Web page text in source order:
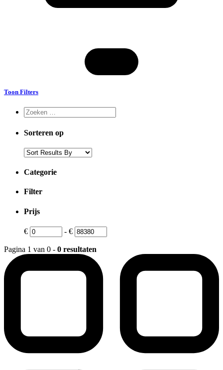
Toon Filters
Sorteren op
Categorie
Filter
Prijs
€ - €
Pagina 1 van 0 - 0 resultaten